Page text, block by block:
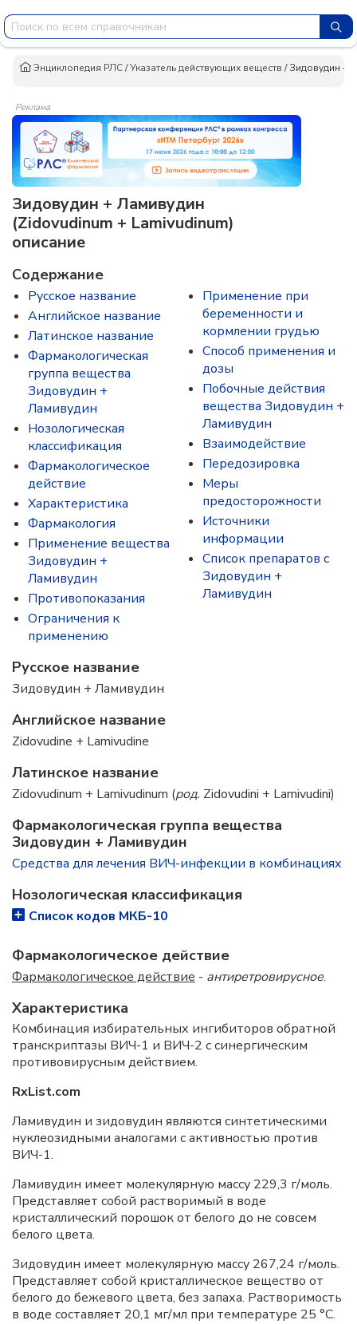
Энциклопедия РЛС/Указатель действующих веществ /Зидовудин +
Реклама
Зидовудин + Ламивудин
(Zidovudinum + Lamivudinum)
описание
Содержание
Русское название
Английское название
Латинское название
Фармакологическая
группа вещества
Зидовудин +
Ламивудин
Нозологическая
классификация
Фармакологическое
действие
Характеристика
Фармакология
Применение вещества
Зидовудин +
Ламивудин
Противопоказания
Ограничения к
применению
Применение при
беременности и
кормлении грудью
Способ применения и
дозы
Побочные действия
вещества Зидовудин +
Ламивудин
Взаимодействие
Передозировка
Меры
предосторожности
Источники
информации
Список препаратов с
Зидовудин +
Ламивудин
Русское название
Зидовудин + Ламивудин
Английское название
Zidovudine + Lamivudine
Латинское название
Zidovudinum + Lamivudinum (род. Zidovudini + Lamivudini)
Фармакологическая группа вещества
Зидовудин + Ламивудин
Средства для лечения ВИЧ-инфекции в комбинациях
Нозологическая классификация
Список кодов МКБ-10
Фармакологическое действие
Фармакологическое действие - антиретровирусное.
Характеристика
Комбинация избирательных ингибиторов обратной
транскриптазы ВИЧ-1 и ВИЧ-2 с синергическим
противовирусным действием.
RxList.com
Ламивудин и зидовудин являются синтетическими
нуклеозидными аналогами с активностью против
ВИЧ-1.
Ламивудин имеет молекулярную массу 229,3 г/моль.
Представляет собой растворимый в воде
кристаллический порошок от белого до не совсем
белого цвета.
Зидовудин имеет молекулярную массу 267,24 г/моль.
Представляет собой кристаллическое вещество от
белого до бежевого цвета, без запаха. Растворимость
в воде составляет 20,1 мг/мл при температуре 25 °C.